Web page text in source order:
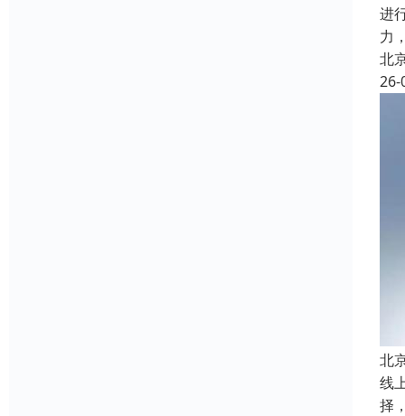
进
力
北
26-
北
线
择